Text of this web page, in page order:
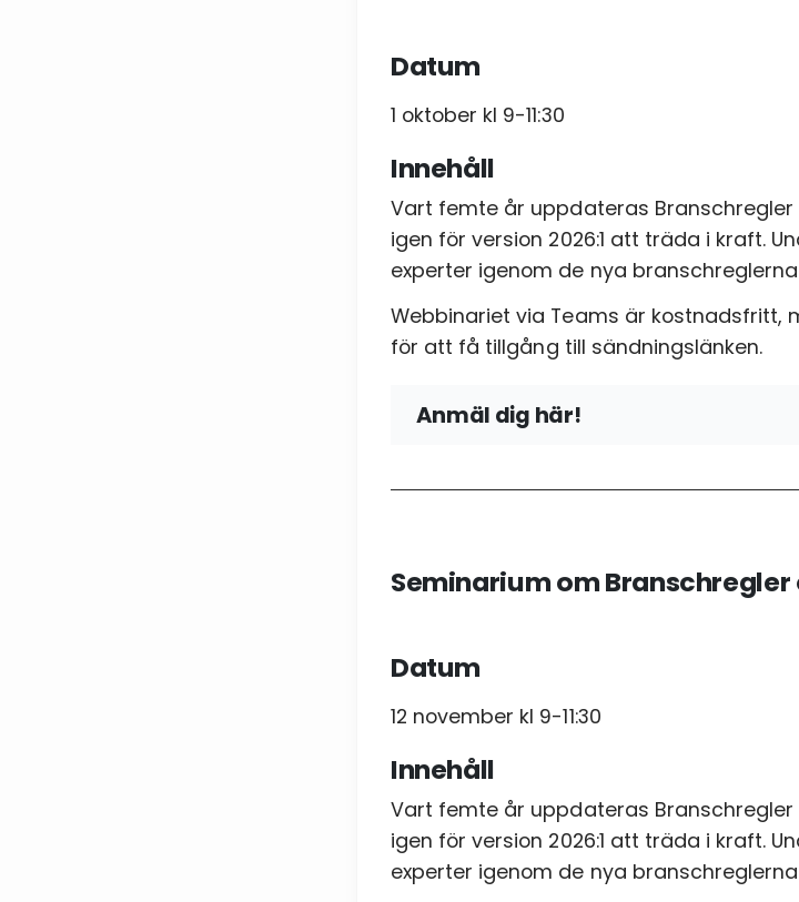
Jag godkänner
Datum
1 oktober kl 9-11:30
Innehåll
Vart femte år uppdateras Branschregler
igen för version 2026:1 att träda i kraft.
experter igenom de nya
Webbinariet via Teams är kostnadsfritt,
för att få tillgång till sändningslänken.
Anmäl dig här!
Telefon
Jag godkänner
Seminarium om Branschregler
Datum
12 november kl 9-11:30
Innehåll
Vart femte år uppdateras Branschregler
igen för version 2026:1 att träda i kraft.
experter igenom de nya